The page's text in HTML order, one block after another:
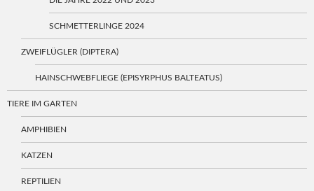
SCHMETTERLINGE 2024
ZWEIFLÜGLER (DIPTERA)
HAINSCHWEBFLIEGE (EPISYRPHUS BALTEATUS)
TIERE IM GARTEN
AMPHIBIEN
KATZEN
REPTILIEN